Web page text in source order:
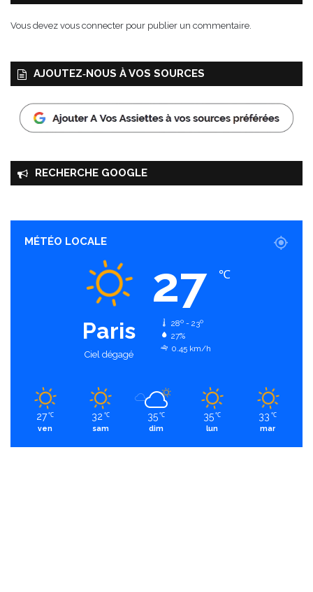
Vous devez vous connecter pour publier un commentaire.
AJOUTEZ‑NOUS À VOS SOURCES
RECHERCHE GOOGLE
MÉTÉO LOCALE
Paris
Ciel dégagé
27 ℃
28º - 23º
27%
0.45 km/h
27 ℃
ven
32 ℃
sam
35 ℃
dim
35 ℃
lun
33 ℃
mar